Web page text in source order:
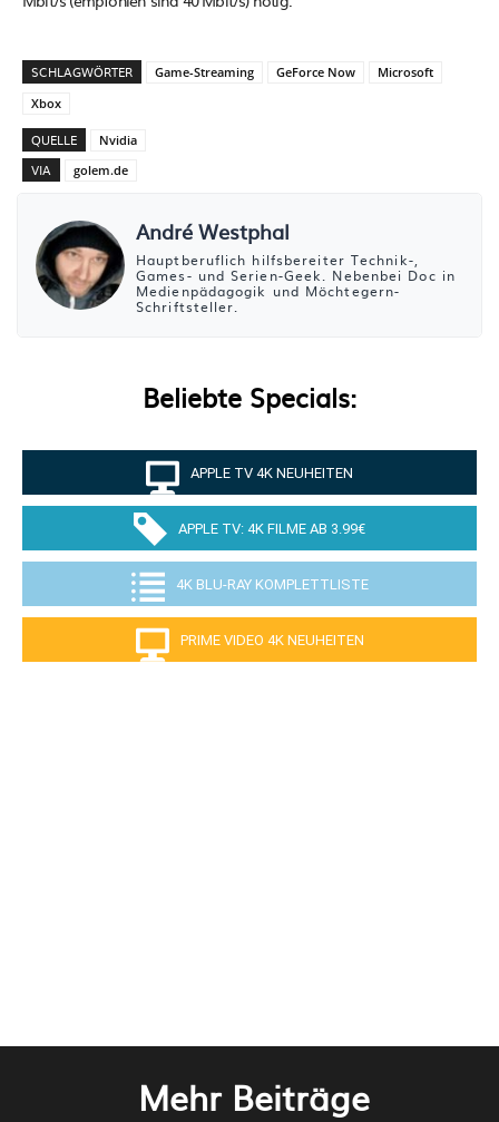
SCHLAGWÖRTER Game-Streaming GeForce Now
Microsoft
Xbox
QUELLE Nvidia
VIA golem.de
André Westphal
Hauptberuflich hilfsbereiter Technik-,
Games- und Serien-Geek. Nebenbei Doc in
Medienpädagogik und Möchtegern-
Schriftsteller.
Beliebte Specials:
APPLE TV 4K NEUHEITEN
APPLE TV: 4K FILME AB 3.99€
4K BLU-RAY KOMPLETTLISTE
PRIME VIDEO 4K NEUHEITEN
Mehr Beiträge